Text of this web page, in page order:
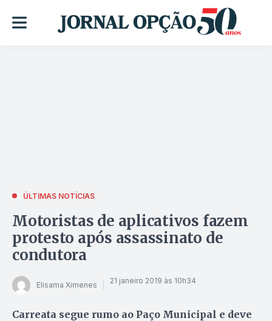
ÚLTIMAS NOTÍCIAS
Motoristas de aplicativos fazem
protesto após assassinato de
condutora
Elisama Ximenes 21 janeiro 2019 às 10h34
Carreata segue rumo ao Paço Municipal e deve